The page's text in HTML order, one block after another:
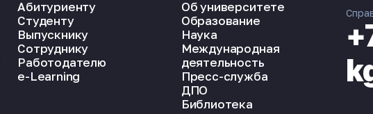
Абитуриенту
Студенту
Выпускнику
Сотруднику
Работодателю
e-Learning
Об университете
Образование
Наука
Международная
деятельность
Пресс-служба
ДПО
Библиотека